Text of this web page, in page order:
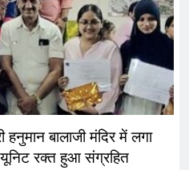
हनुमान बालाजी मंदिर में लगा
यूनिट रक्त हुआ संग्रहित